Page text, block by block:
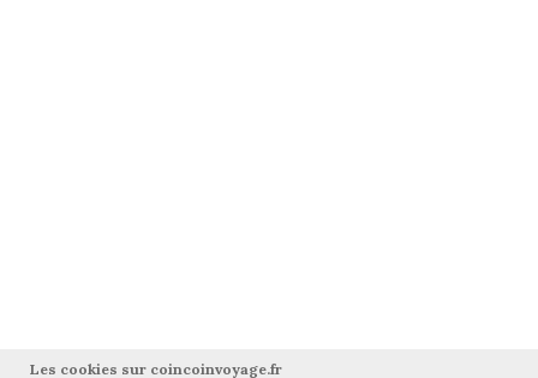
Les cookies sur coincoinvoyage.fr